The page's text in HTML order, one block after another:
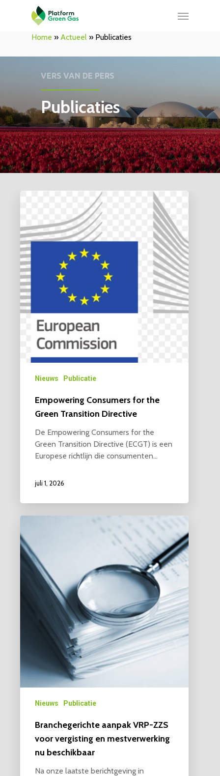
Home » Actueel » Publicaties
VERS VAN DE PERS
Publicaties
Nieuws Publicatie
Empowering Consumers for the
Green Transition Directive
De Empowering Consumers for the
Green Transition Directive (ECGT) is een
Europese richtlijn die consumenten…
juli 1, 2026
Nieuws Publicatie
Branchegerichte aanpak VRP-ZZS
voor vergisting en mestverwerking
nu beschikbaar
Na onze laatste berichtgeving in